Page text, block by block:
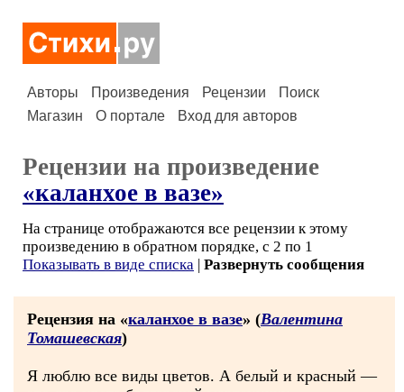
Авторы Произведения Рецензии
Поиск
Магазин
О портале Вход для авторов
Рецензии на произведение
«каланхое в вазе»
На странице отображаются все рецензии к этому
произведению в обратном порядке, с 2 по 1
Показывать в виде списка | Развернуть сообщения
Рецензия на «каланхое в вазе» (Валентина
Томашевская)
Я люблю все виды цветов. А белый и красный —